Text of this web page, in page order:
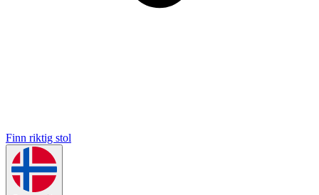
Finn riktig stol